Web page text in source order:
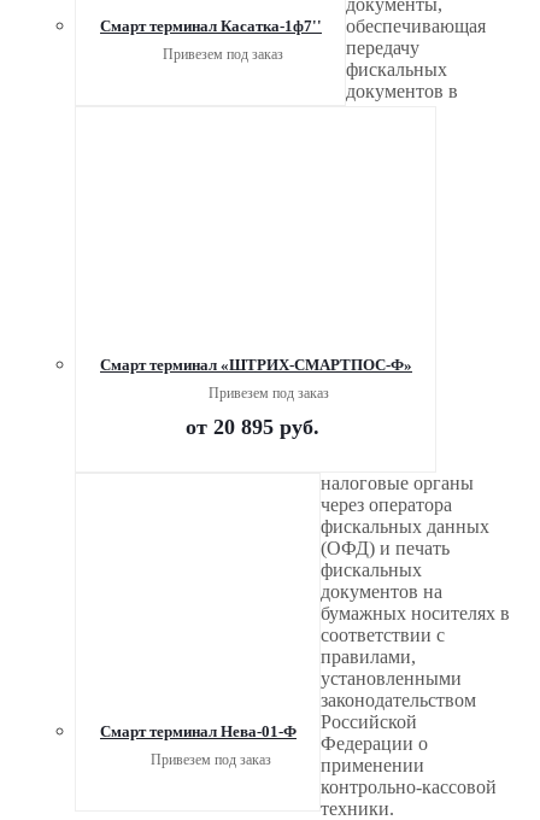
Смарт терминал Касатка-1ф7''
Привезем под заказ
Смарт терминал «ШТРИХ-СМАРТПОС-Ф»
Привезем под заказ
от 20 895 руб.
Смарт терминал Нева-01-Ф
Привезем под заказ
обеспечивающая
передачу
фискальных
документов в
налоговые органы
через оператора
фискальных данных
(ОФД) и печать
фискальных
документов на
бумажных носителях в
соответствии с
правилами,
установленными
законодательством
Российской
Федерации о
применении
контрольно-кассовой
техники.